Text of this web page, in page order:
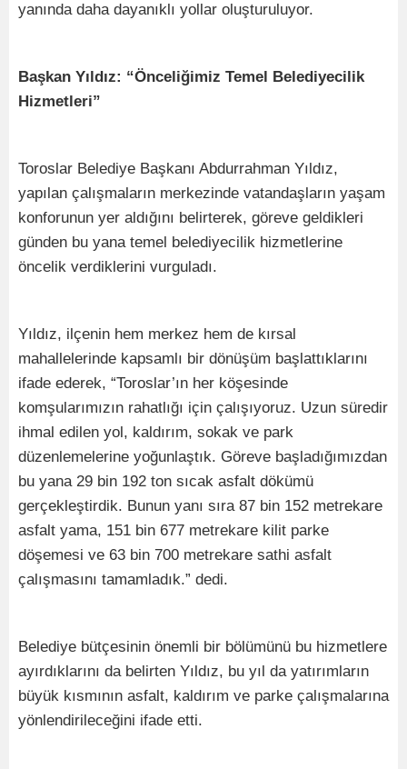
yanında daha dayanıklı yollar oluşturuluyor.
Başkan Yıldız: “Önceliğimiz Temel Belediyecilik
Hizmetleri”
Toroslar Belediye Başkanı Abdurrahman Yıldız,
yapılan çalışmaların merkezinde vatandaşların yaşam
konforunun yer aldığını belirterek, göreve geldikleri
günden bu yana temel belediyecilik hizmetlerine
öncelik verdiklerini vurguladı.
Yıldız, ilçenin hem merkez hem de kırsal
mahallelerinde kapsamlı bir dönüşüm başlattıklarını
ifade ederek, “Toroslar’ın her köşesinde
komşularımızın rahatlığı için çalışıyoruz. Uzun süredir
ihmal edilen yol, kaldırım, sokak ve park
düzenlemelerine yoğunlaştık. Göreve başladığımızdan
bu yana 29 bin 192 ton sıcak asfalt dökümü
gerçekleştirdik. Bunun yanı sıra 87 bin 152 metrekare
asfalt yama, 151 bin 677 metrekare kilit parke
döşemesi ve 63 bin 700 metrekare sathi asfalt
çalışmasını tamamladık.” dedi.
Belediye bütçesinin önemli bir bölümünü bu hizmetlere
ayırdıklarını da belirten Yıldız, bu yıl da yatırımların
büyük kısmının asfalt, kaldırım ve parke çalışmalarına
yönlendirileceğini ifade etti.